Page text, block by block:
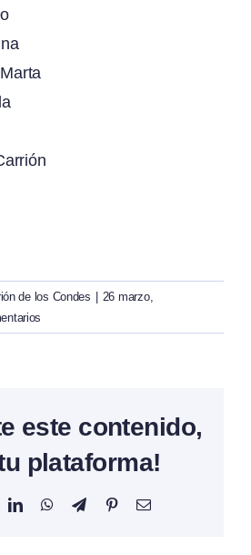
de los Condes
26 marzo,
este contenido,
plataforma!
LinkedInWhatsAppTelegramPinterestCorreo